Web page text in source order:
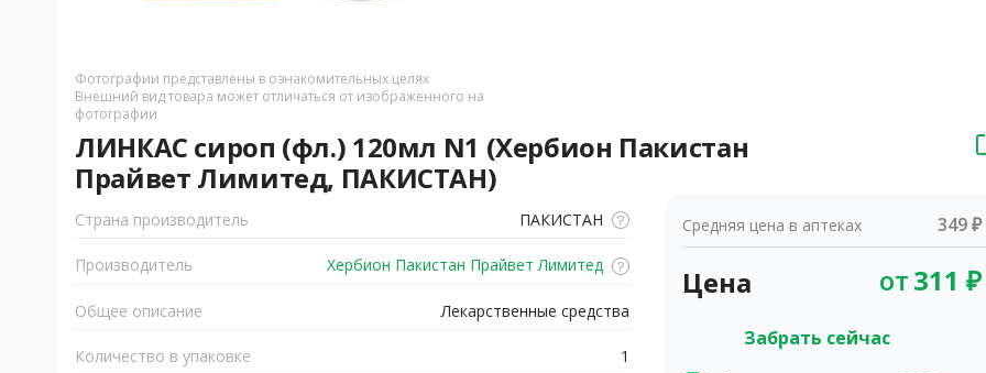
Фотографии представлены в ознакомительных целях
Внешний вид товара может отличаться от изображенного на
фотографии
ЛИНКАС сироп (фл.) 120мл N1 (Хербион Пакистан
Прайвет Лимитед, ПАКИСТАН)
Страна производитель ПАКИСТАН
Производитель Хербион Пакистан Прайвет Лимитед
Общее описание Лекарственные средства
Количество в упаковке 1
Средняя цена в аптеках 349 ₽
Цена от311 ₽
Забрать сейчас